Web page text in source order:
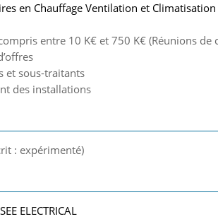
en Chauffage Ventilation et
entre 10 K€ et 750 K€ (Réunions de
et sous-traitants
des installations
: expérimenté)
ELECTRICAL